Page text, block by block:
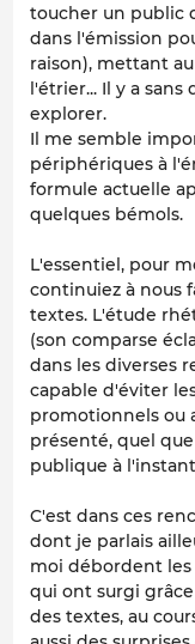
toucher un public
dans l'émission
raison), mettant
l'étrier... Il y a
explorer.
Il me semble
périphériques à
formule actuelle
quelques bémols.
L'essentiel, pour
continuiez à nous
textes. L'étude
(son comparse
dans les diverses
capable d'éviter
promotionnels ou
présenté, quel
publique à
C'est dans ces
dont je parlais
moi débordent
qui ont surgi
des textes, au